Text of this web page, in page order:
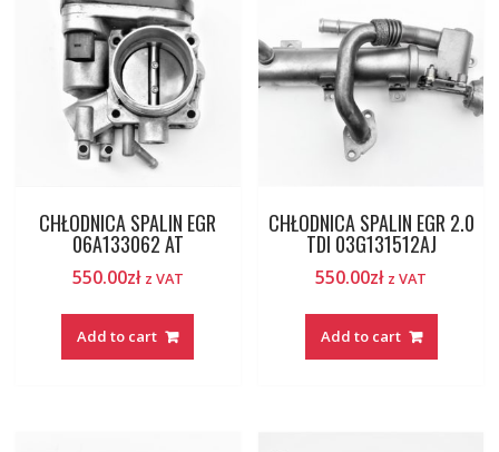
CHŁODNICA SPALIN EGR
06A133062 AT
550.00zł z VAT
Add to cart
CHŁODNICA SPALIN EGR 2.0
TDI 03G131512AJ
550.00zł z VAT
Add to cart